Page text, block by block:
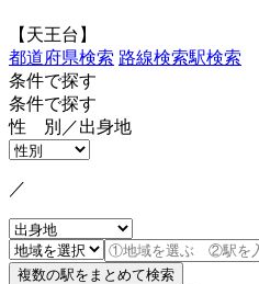
【天王台】
都道府県検索 路線検索駅検索
条件で探す
条件で探す
性 別／出身地
／